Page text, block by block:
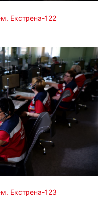
Екстрена-122
Екстрена-123